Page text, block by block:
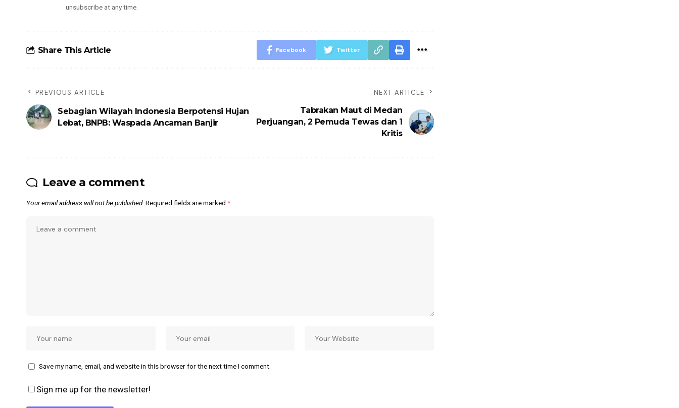
unsubscribe at any time.
Share This Article Facebook Twitter
PREVIOUS ARTICLE
Sebagian Wilayah Indonesia Berpotensi Hujan
Lebat, BNPB: Waspada Ancaman Banjir
NEXT ARTICLE
Tabrakan Maut di Medan
Perjuangan, 2 Pemuda Tewas dan 1
Kritis
Leave a comment
Your email address will not be published. Required fields are marked *
Save my name, email, and website in this browser for the next time I comment.
Sign me up for the newsletter!